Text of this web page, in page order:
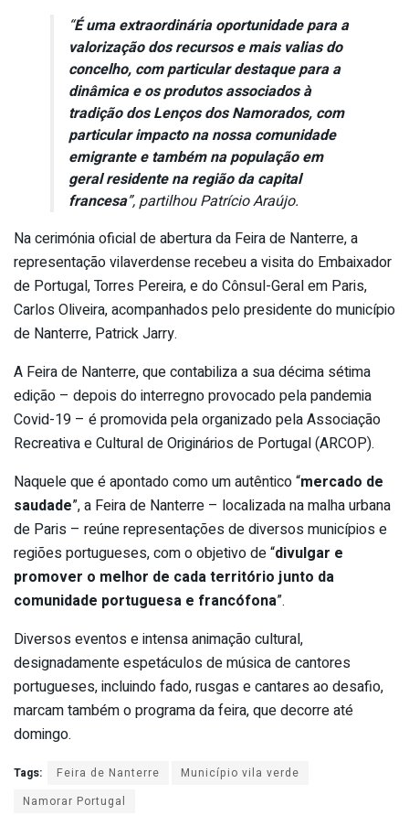
“É uma extraordinária oportunidade para a
valorização dos recursos e mais valias do
concelho, com particular destaque para a
dinâmica e os produtos associados à
tradição dos Lenços dos Namorados, com
particular impacto na nossa comunidade
emigrante e também na população em
geral residente na região da capital
francesa”, partilhou Patrício Araújo.
Na cerimónia oficial de abertura da Feira de Nanterre, a
representação vilaverdense recebeu a visita do Embaixador
de Portugal, Torres Pereira, e do Cônsul-Geral em Paris,
Carlos Oliveira, acompanhados pelo presidente do município
de Nanterre, Patrick Jarry.
A Feira de Nanterre, que contabiliza a sua décima sétima
edição – depois do interregno provocado pela pandemia
Covid-19 – é promovida pela organizado pela Associação
Recreativa e Cultural de Originários de Portugal (ARCOP).
Naquele que é apontado como um autêntico “mercado de
saudade”, a Feira de Nanterre – localizada na malha urbana
de Paris – reúne representações de diversos municípios e
regiões portugueses, com o objetivo de “divulgar e
promover o melhor de cada território junto da
comunidade portuguesa e francófona”.
Diversos eventos e intensa animação cultural,
designadamente espetáculos de música de cantores
portugueses, incluindo fado, rusgas e cantares ao desafio,
marcam também o programa da feira, que decorre até
domingo.
Tags: Feira de Nanterre
Município vila verde
Namorar Portugal